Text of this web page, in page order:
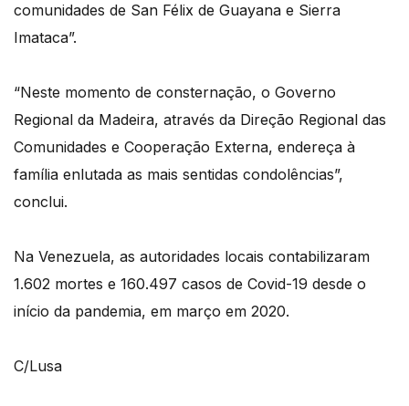
comunidades de San Félix de Guayana e Sierra
Imataca”.
“Neste momento de consternação, o Governo
Regional da Madeira, através da Direção Regional das
Comunidades e Cooperação Externa, endereça à
família enlutada as mais sentidas condolências”,
conclui.
Na Venezuela, as autoridades locais contabilizaram
1.602 mortes e 160.497 casos de Covid-19 desde o
início da pandemia, em março em 2020.
C/Lusa